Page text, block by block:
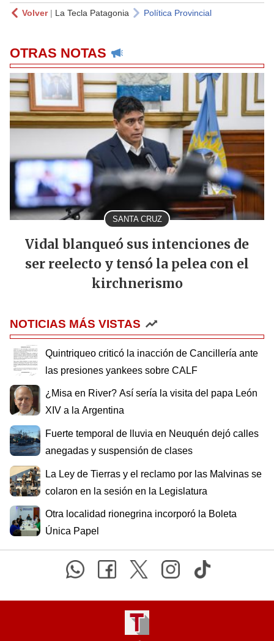
Volver| La Tecla Patagonia Política Provincial
OTRAS NOTAS
SANTA CRUZ
Vidal blanqueó sus intenciones de
ser reelecto y tensó la pelea con el
kirchnerismo
NOTICIAS MÁS VISTAS
Quintriqueo criticó la inacción de Cancillería ante
las presiones yankees sobre CALF
¿Misa en River? Así sería la visita del papa León
XIV a la Argentina
Fuerte temporal de lluvia en Neuquén dejó calles
anegadas y suspensión de clases
La Ley de Tierras y el reclamo por las Malvinas se
colaron en la sesión en la Legislatura
Otra localidad rionegrina incorporó la Boleta
Única Papel